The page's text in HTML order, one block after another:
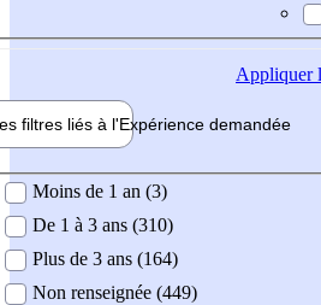
Appliquer
filtres liés à l'Expérience demandée
demandée
Moins de 1 an (3)
De 1 à 3 ans (310)
Plus de 3 ans (164)
Non renseignée (449)